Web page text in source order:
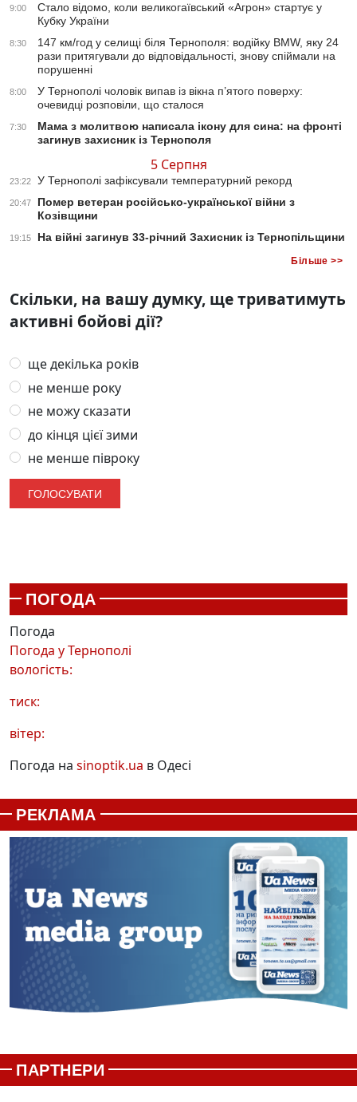
9:00
Стало відомо, коли великогаївський «Агрон» стартує у
Кубку України
8:30
147 км/год у селищі біля Тернополя: водійку BMW, яку 24
рази притягували до відповідальності, знову спіймали на
порушенні
8:00
У Тернополі чоловік випав із вікна п’ятого поверху:
очевидці розповіли, що сталося
7:30
Мама з молитвою написала ікону для сина: на фронті
загинув захисник із Тернополя
5 Серпня
23:22 У Тернополі зафіксували температурний рекорд
20:47
Помер ветеран російсько-української війни з
Козівщини
19:15 На війні загинув 33-річний Захисник із Тернопільщини
Більше >>
Скільки, на вашу думку, ще триватимуть
активні бойові дії?
ще декілька років
не менше року
не можу сказати
до кінця цієї зими
не менше півроку
ПОГОДА
Погода
Погода уТернополі
вологість:
тиск:
вітер:
Погода на sinoptik.ua в Одесі
РЕКЛАМА
ПАРТНЕРИ